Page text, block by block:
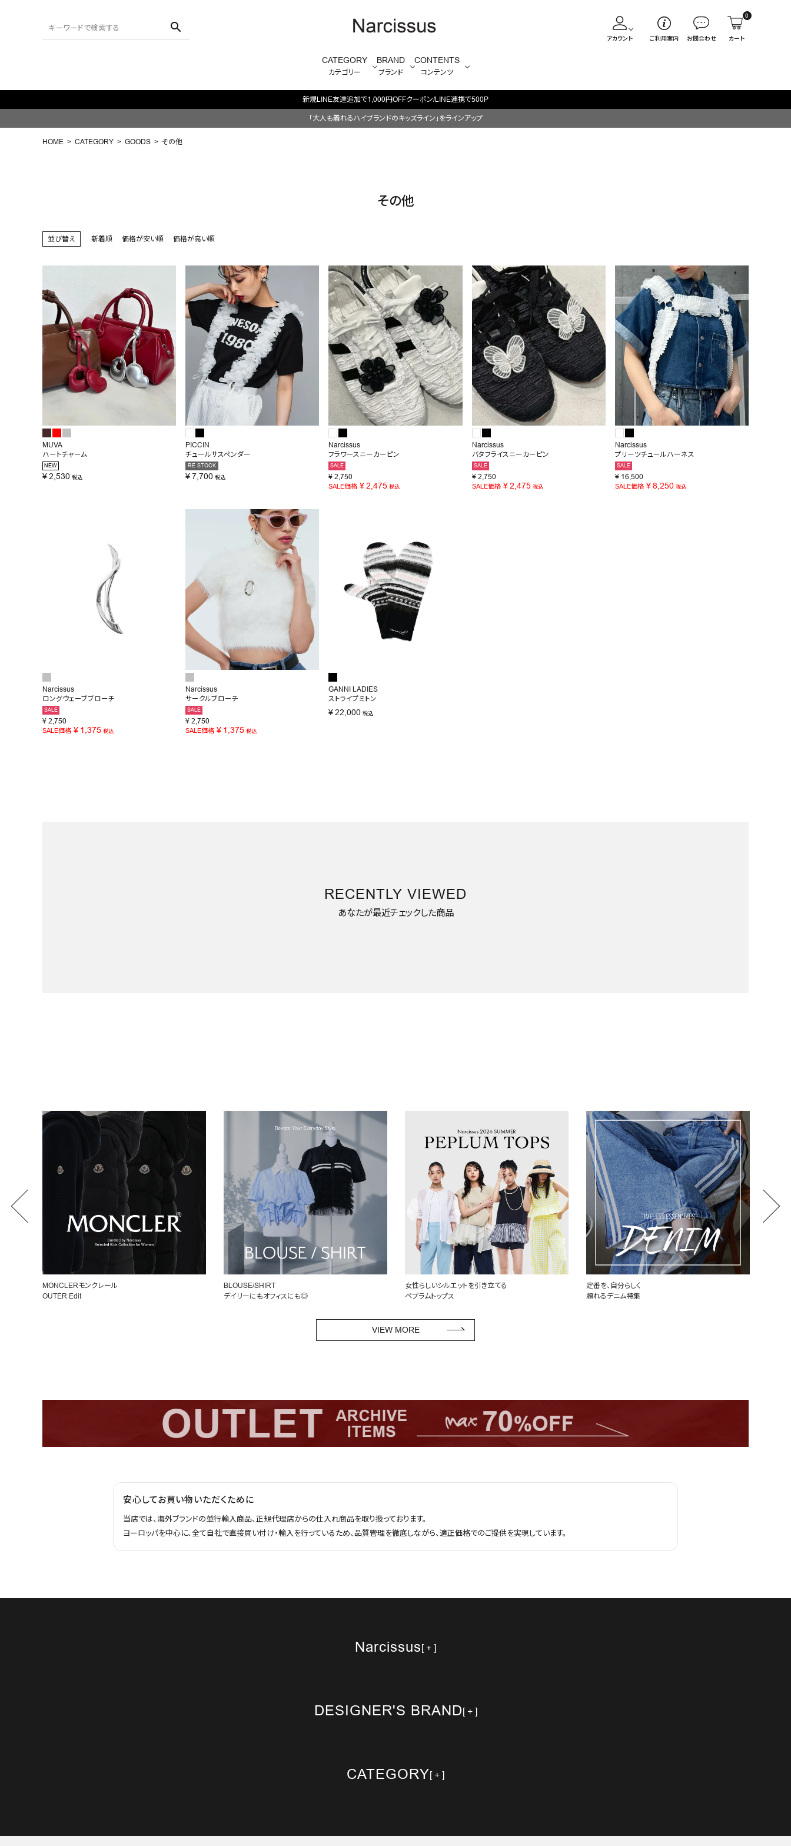
search
アカウント ご利用案内 お問合わせ
0
カート
CATEGORY
カテゴリー
SALE
OUTLET
BRAND
ブランド
CONTENTS
コンテンツ
CATEGORY
RANKING
COMING SOON
JOURNAL
INFORMATION
「大人も着れるハイブランドのキッズライン」をラインアップ
HOME CATEGORY GOODS その他
その他
並び替え 新着順 価格が安い順 価格が高い順
MUVA
ハートチャーム
NEW
¥2,530 税込
PICCIN
チュールサスペンダー
RE STOCK
¥7,700 税込
Narcissus
フラワースニーカーピン
SALE
¥ 2,750
SALE価格 ¥ 2,475 税込
Narcissus
バタフライスニーカーピン
SALE
¥ 2,750
SALE価格 ¥ 2,475 税込
Narcissus
プリーツチュールハーネス
SALE
¥ 16,500
SALE価格 ¥ 8,250 税込
Narcissus
ロングウェーブブローチ
SALE
¥ 2,750
SALE価格 ¥ 1,375 税込
Narcissus
サークルブローチ
SALE
¥ 2,750
SALE価格 ¥ 1,375 税込
GANNI LADIES
ストライプミトン
¥ 22,000 税込
RECENTLY VIEWED
あなたが最近チェックした商品
BLOUSE/SHIRT
デイリーにもオフィスにも◎
女性らしいシルエットを引き立てる
ペプラムトップス
定番を、自分らしく
頼れるデニム特集
世界中で愛されるハートロゴ
PLAY COMME des GARCONS
VIEW MORE
安心してお買い物いただくために
当店では、海外ブランドの並行輸入商品、正規代理店からの仕入れ商品を取り扱っております。
ヨーロッパを中心に、全て自社で直接買い付け・輸入を行っているため、品質管理を徹底しながら、適正価格でのご提供を実現しています。
Narcissus
DESIGNER'S BRAND
CATEGORY